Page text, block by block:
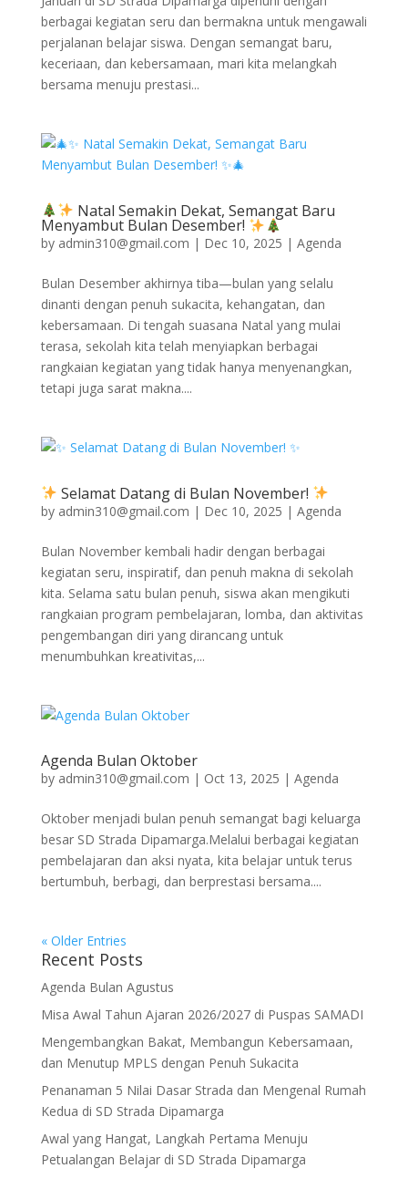
berbagai kegiatan seru dan bermakna untuk mengawali
perjalanan belajar siswa. Dengan semangat baru,
keceriaan, dan kebersamaan, mari kita melangkah
bersama menuju prestasi...
Natal Semakin Dekat, Semangat Baru
Menyambut Bulan Desember!
by admin310@gmail.com | Dec 10, 2025 | Agenda
Bulan Desember akhirnya tiba—bulan yang selalu
dinanti dengan penuh sukacita, kehangatan, dan
kebersamaan. Di tengah suasana Natal yang mulai
terasa, sekolah kita telah menyiapkan berbagai
rangkaian kegiatan yang tidak hanya menyenangkan,
tetapi juga sarat makna....
Selamat Datang di Bulan November!
by admin310@gmail.com | Dec 10, 2025 | Agenda
Bulan November kembali hadir dengan berbagai
kegiatan seru, inspiratif, dan penuh makna di sekolah
kita. Selama satu bulan penuh, siswa akan mengikuti
rangkaian program pembelajaran, lomba, dan aktivitas
pengembangan diri yang dirancang untuk
menumbuhkan kreativitas,...
Agenda Bulan Oktober
by admin310@gmail.com | Oct 13, 2025 | Agenda
Oktober menjadi bulan penuh semangat bagi keluarga
besar SD Strada Dipamarga.Melalui berbagai kegiatan
pembelajaran dan aksi nyata, kita belajar untuk terus
bertumbuh, berbagi, dan berprestasi bersama....
« Older Entries
Recent Posts
Agenda Bulan Agustus
Misa Awal Tahun Ajaran 2026/2027 di Puspas SAMADI
Mengembangkan Bakat, Membangun Kebersamaan,
dan Menutup MPLS dengan Penuh Sukacita
Penanaman 5 Nilai Dasar Strada dan Mengenal Rumah
Kedua di SD Strada Dipamarga
Awal yang Hangat, Langkah Pertama Menuju
Petualangan Belajar di SD Strada Dipamarga